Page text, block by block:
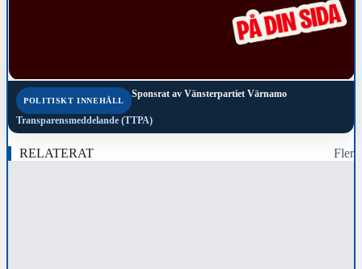
POLITISKT INNEHÅLL
Sponsrat av Vänsterpartiet Värnamo
Transparensmeddelande (TTPA)
RELATERAT Fler